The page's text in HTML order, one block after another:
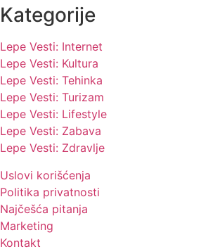
Kategorije
Lepe Vesti: Internet
Lepe Vesti: Kultura
Lepe Vesti: Tehinka
Lepe Vesti: Turizam
Lepe Vesti: Lifestyle
Lepe Vesti: Zabava
Lepe Vesti: Zdravlje
Uslovi korišćenja
Politika privatnosti
Najčešća pitanja
Marketing
Kontakt